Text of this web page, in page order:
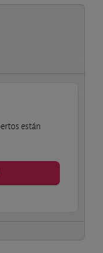
están